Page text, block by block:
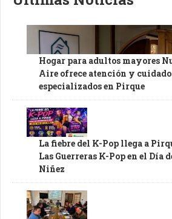
Hogar para adultos mayores
Aire ofrece atención y
especializados en Pirque
La fiebre del K-Pop llega a
Las Guerreras K-Pop en el Día
Niñez